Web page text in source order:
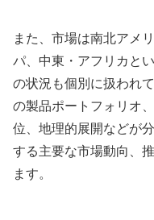
また、市場は南北アメ
パ、中東・アフリカと
の状況も個別に扱われ
の製品ポートフォリオ
位、地理的展開などが
する主要な市場動向、
ます。